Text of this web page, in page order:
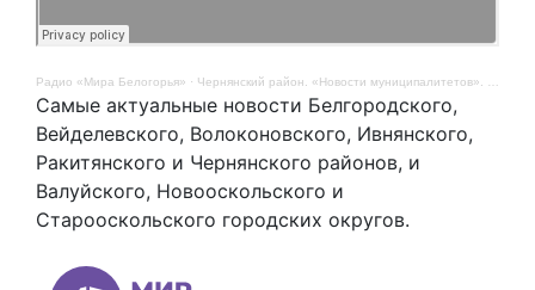
Радио «Мира Белогорья» · Чернянский район. «Новости муниципалитетов». 4 августа
Самые актуальные новости Белгородского,
Вейделевского, Волоконовского, Ивнянского,
Ракитянского и Чернянского районов, и
Валуйского, Новооскольского и
Старооскольского городских округов.